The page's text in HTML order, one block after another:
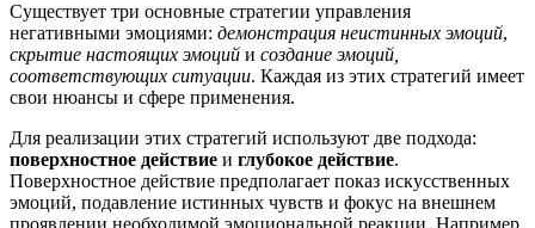
Существует три основные стратегии управления
негативными эмоциями: демонстрация неистинных эмоций,
скрытие настоящих эмоций и создание эмоций,
соответствующих ситуации. Каждая из этих стратегий имеет
свои нюансы и сфере применения.
Для реализации этих стратегий используют две подхода:
поверхностное действие и глубокое действие.
Поверхностное действие предполагает показ искусственных
эмоций, подавление истинных чувств и фокус на внешнем